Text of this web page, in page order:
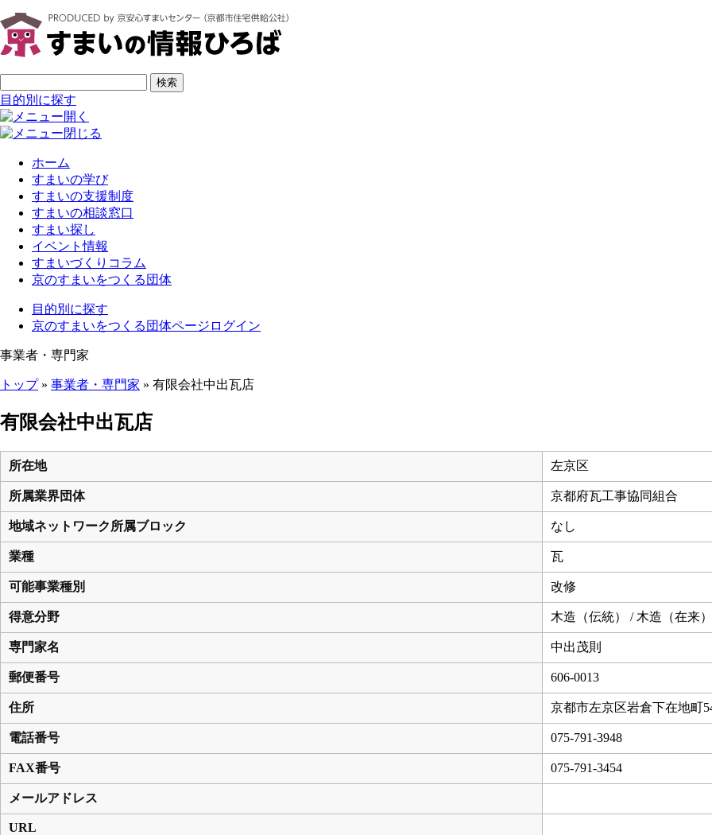
ページの先頭です
検索
目的別に探す
ホーム
すまいの学び
すまいの支援制度
すまいの相談窓口
すまい探し
イベント情報
すまいづくりコラム
京のすまいをつくる団体
目的別に探す
京のすまいをつくる団体ページログイン
事業者・専門家
トップ» 事業者・専門家 » 有限会社中出瓦店
ここから本文です。
有限会社中出瓦店
所在地 左京区
所属業界団体 京都府瓦工事協同組合
地域ネットワーク所属ブロック なし
業種 瓦
可能事業種別 改修
得意分野 木造（伝統） / 木造（在来）
専門家名 中出茂則
郵便番号 606-0013
住所 京都市左京区岩倉下在地町
電話番号 075-791-3948
FAX番号 075-791-3454
メールアドレス
URL